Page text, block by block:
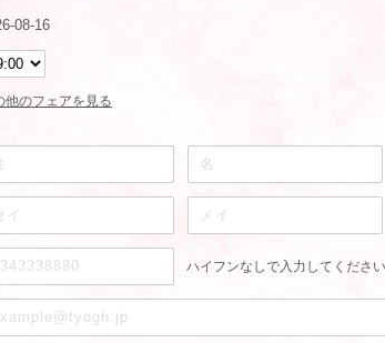
08-16
他のフェアを見る
ハイフンなしで入力してください